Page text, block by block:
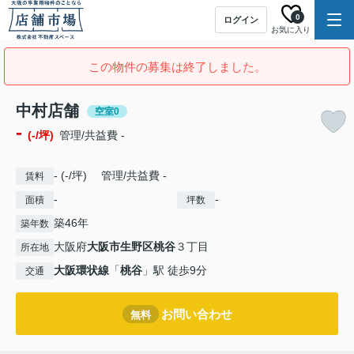
ログイン
お気に入り
0
この物件の募集は終了しました。
中村店舗 空室0
- (-/坪) 管理/共益費 -
賃料 - (-/坪) 管理/共益費 -
面積 - 坪数 -
築年数 築46年
所在地 大阪府大阪市生野区桃谷３丁目
交通 大阪環状線 「桃谷 」駅 徒歩9分
無料 お問い合わせ